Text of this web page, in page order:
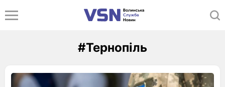
#Тернопіль